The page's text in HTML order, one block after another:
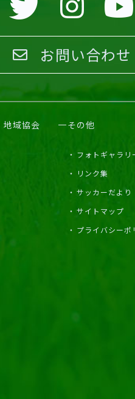
お問い合わせ
地域協会 その他
フォトギャラリ
リンク集
サッカーだより
サイトマップ
プライバシーポ